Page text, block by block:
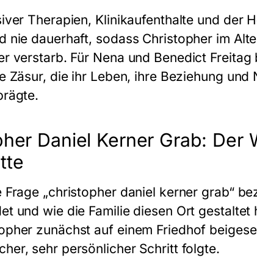
Therapien, Klinikaufenthalte und der
nie dauerhaft, sodass Christopher im
verstarb. Für Nena und Benedict
Zäsur, die ihr Leben, ihre Beziehung
Daniel Kerner Grab: Der
Frage „christopher daniel kerner grab“
und wie die Familie diesen Ort gestaltet
zunächst auf einem Friedhof
sehr persönlicher Schritt folgte.